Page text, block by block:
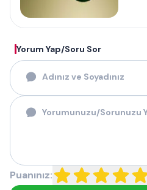
Yorum Yap/Soru Sor
Puanınız: